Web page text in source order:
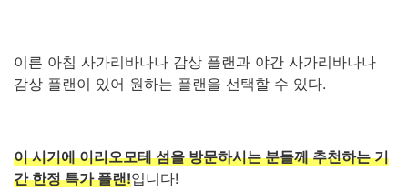
이른 아침 사가리바나나 감상 플랜과 야간 사가리바나나
감상 플랜이 있어 원하는 플랜을 선택할 수 있다.
이 시기에 이리오모테 섬을 방문하시는 분들께 추천하는 기
간 한정 특가 플랜!입니다!